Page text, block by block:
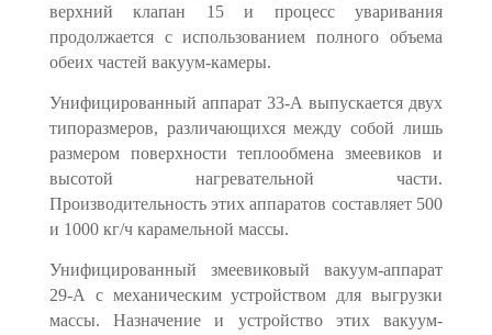
верхний клапан 15 и процесс уваривания
продолжается с использованием полного объема
обеих частей вакуум-камеры.
Унифицированный аппарат 33-А выпускается двух
типоразмеров, раз­личающихся между собой лишь
размером поверхности теплообмена змее­виков и
высотой нагревательной части.
Производительность этих аппаратов составляет 500
и 1000 кг/ч карамельной массы.
Унифицированный змеевиковый вакуум-ап­парат
29-А с механическим устройством для выгрузки
массы. Назначение и устройство этих вакуум-